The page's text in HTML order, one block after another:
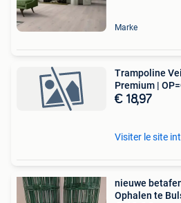
Marke
Trampoline
Premium |
€ 18,97
Visiter le site
nieuwe
Ophalen te